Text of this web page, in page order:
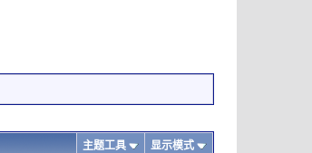
主题工具
显示模式